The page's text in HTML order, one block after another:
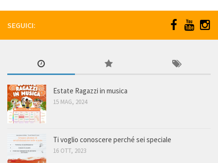
SEGUICI:
Estate Ragazzi in musica
15 MAG, 2024
Ti voglio conoscere perché sei speciale
16 OTT, 2023